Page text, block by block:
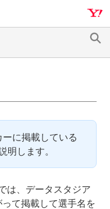
に掲載している
します。
は、データスタジア
て掲載して選手名を